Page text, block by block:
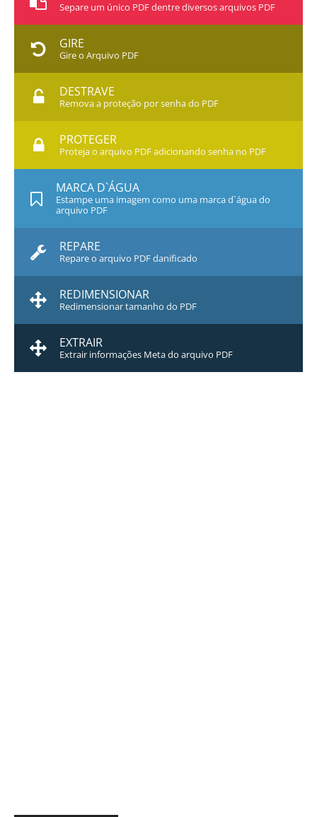
Separe um único PDF dentre diversos arquivos PDF
GIRE
Gire o Arquivo PDF
DESTRAVE
Remova a proteção por senha do PDF
PROTEGER
Proteja o arquivo PDF adicionando senha no PDF
MARCA D`ÁGUA
Estampe uma imagem como uma marca d`água do
arquivo PDF
REPARE
Repare o arquivo PDF danificado
REDIMENSIONAR
Redimensionar tamanho do PDF
EXTRAIR
Extrair informações Meta do arquivo PDF